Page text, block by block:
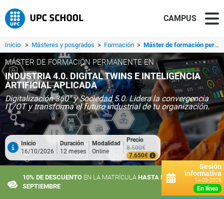
CAMPUS
Inicio > Másteres y posgrados > Formación > Máster de formación permanente en Industria 4.0. Digital Twins e Inteligencia Artificial Aplicada
Sesión
informativa
14-09-2026
en línea
MÁSTER DE FORMACIÓN PERMANENTE EN
INDUSTRIA 4.0. DIGITAL TWINS E INTELIGENCIA
ARTIFICIAL APLICADA
Digitalización 360° y Sociedad 5.0. Lidera la convergencia
IT/OT y transforma el futuro industrial de tu organización.
Inicio
16/10/2026
Duración
12 meses
Modalidad
Online
Precio
8.500€
7.650€
10% DE DESCUENTO EN LA MATRÍCULA HASTA EL 10 DE
SEPTIEMBRE